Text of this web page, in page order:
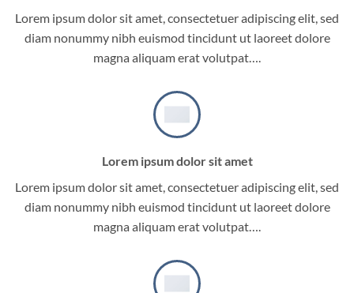
Lorem ipsum dolor sit amet, consectetuer adipiscing elit, sed
diam nonummy nibh euismod tincidunt ut laoreet dolore
magna aliquam erat volutpat….
Lorem ipsum dolor sit amet
Lorem ipsum dolor sit amet, consectetuer adipiscing elit, sed
diam nonummy nibh euismod tincidunt ut laoreet dolore
magna aliquam erat volutpat….